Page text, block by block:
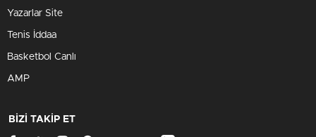
Yazarlar Site
Tenis İddaa
Basketbol Canlı
AMP
BİZİ TAKİP ET